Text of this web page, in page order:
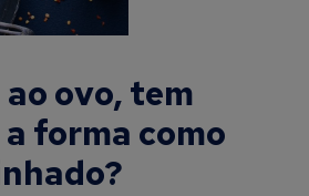
ovo, tem
forma como